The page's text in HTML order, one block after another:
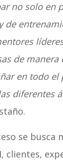
no solo en
de
de
en todo
diferentes
se busca
clientes,